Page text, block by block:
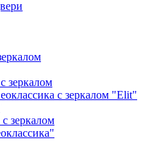
зеркалом
с зеркалом "Elit"
зеркалом